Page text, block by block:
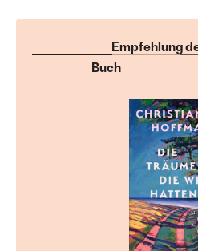
Empfehlung
Buch